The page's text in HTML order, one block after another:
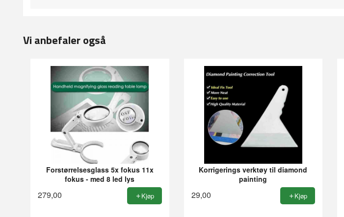
Vi anbefaler også
Forstørrelsesglass 5x fokus 11x
fokus - med 8 led lys
279,00 Kjøp
Korrigerings verktøy til diamond
painting
29,00 Kjøp